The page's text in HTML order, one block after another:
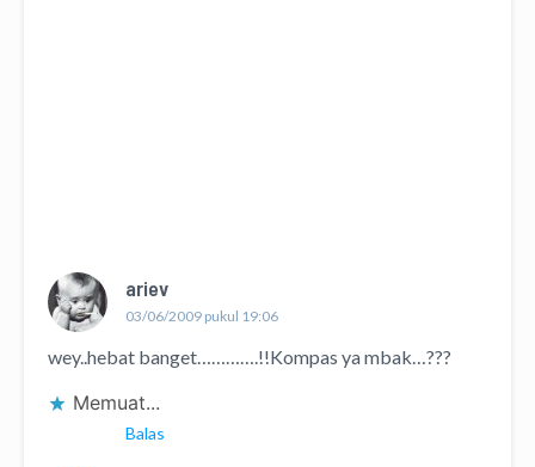
ariev
03/06/2009 pukul 19:06
wey..hebat banget………….!!Kompas ya mbak…???
Memuat...
Balas